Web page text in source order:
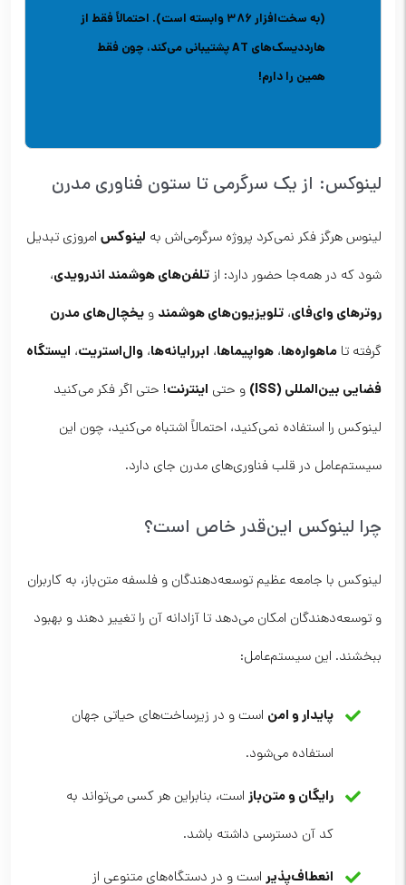
(به سخت‌افزار 386 وابسته است). احتمالاً فقط از
هارددیسک‌های AT پشتیبانی می‌کند، چون فقط
همین را دارم!
لینوکس: از یک سرگرمی تا ستون فناوری مدرن
لینوس هرگز فکر نمی‌کرد پروژه سرگرمی‌اش به لینوکس امروزی تبدیل
شود که در همه‌جا حضور دارد: ازتلفن‌های هوشمند اندرویدی،
روترهای وای‌فای، تلویزیون‌های هوشمند و یخچال‌های مدرن
گرفته تا ماهواره‌ها، هواپیماها، ابررایانه‌ها، وال‌استریت، ایستگاه
فضایی بین‌المللی (ISS)
و حتی اینترنت! حتی اگر فکر می‌کنید
لینوکس را استفاده نمی‌کنید، احتمالاً اشتباه می‌کنید، چون این
سیستم‌عامل در قلب فناوری‌های مدرن جای دارد.
چرا لینوکس این‌قدر خاص است؟
لینوکس با جامعه عظیم توسعه‌دهندگان و فلسفه متن‌باز، به کاربران
و توسعه‌دهندگان امکان می‌دهد تا آزادانه آن را تغییر دهند و بهبود
ببخشند. این سیستم‌عامل:
پایدار و امن است و در زیرساخت‌های حیاتی جهان
استفاده می‌شود.
رایگان و متن‌باز است، بنابراین هر کسی می‌تواند به
کد آن دسترسی داشته باشد.
انعطاف‌پذیر است و در دستگاه‌های متنوعی از